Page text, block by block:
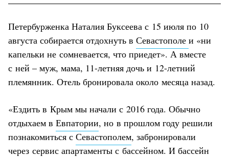
Петербурженка Наталия Буксеева с 15 июля по 10
августа собирается отдохнуть в Севастополе и «ни
капельки не сомневается, что приедет». А вместе
с ней – муж, мама, 11-летняя дочь и 12-летний
племянник. Отель бронировала около месяца назад.
«Ездить в Крым мы начали с 2016 года. Обычно
отдыхаем в Евпатории, но в прошлом году решили
познакомиться с Севастополем, забронировали
через сервис апартаменты с бассейном. И бассейн